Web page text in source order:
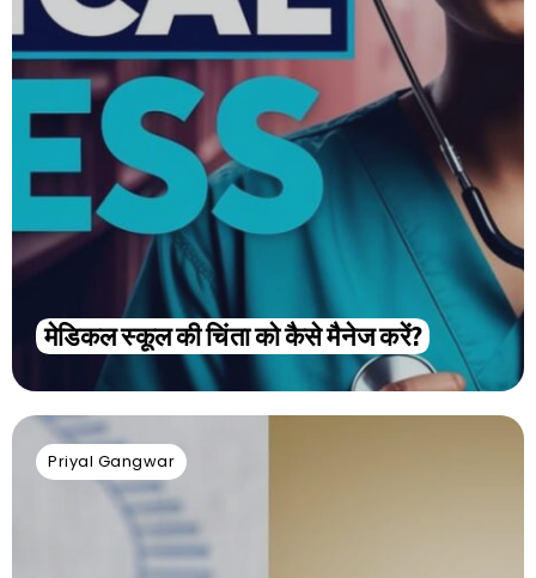
मेडिकल स्कूल की चिंता को कैसे मैनेज करें?
Priyal Gangwar